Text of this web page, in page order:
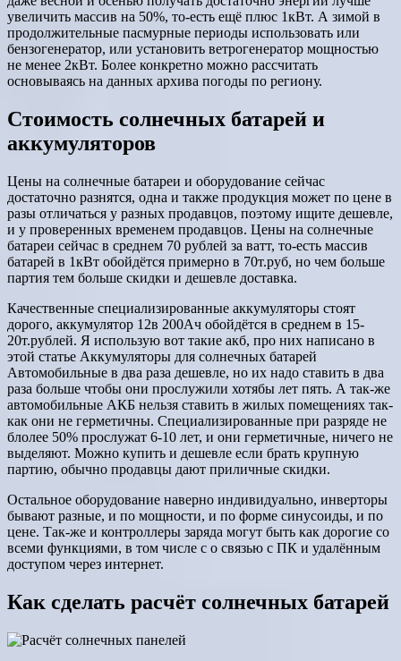
увеличить массив на 50%, то-есть ещё плюс 1кВт. А зимой в
продолжительные пасмурные периоды использовать или
бензогенератор, или установить ветрогенератор мощностью
не менее 2кВт. Более конкретно можно рассчитать
основываясь на данных архива погоды по региону.
Стоимость солнечных батарей и
аккумуляторов
Цены на солнечные батареи и оборудование сейчас
достаточно разнятся, одна и также продукция может по цене в
разы отличаться у разных продавцов, поэтому ищите дешевле,
и у проверенных временем продавцов. Цены на солнечные
батареи сейчас в среднем 70 рублей за ватт, то-есть массив
батарей в 1кВт обойдётся примерно в 70т.руб, но чем больше
партия тем больше скидки и дешевле доставка.
Качественные специализированные аккумуляторы стоят
дорого, аккумулятор 12в 200Ач обойдётся в среднем в 15-
20т.рублей. Я использую вот такие акб, про них написано в
этой статье Аккумуляторы для солнечных батарей
Автомобильные в два раза дешевле, но их надо ставить в два
раза больше чтобы они прослужили хотябы лет пять. А так-же
автомобильные АКБ нельзя ставить в жилых помещениях так-
как они не герметичны. Специализированные при разряде не
блолее 50% прослужат 6-10 лет, и они герметичные, ничего не
выделяют. Можно купить и дешевле если брать крупную
партию, обычно продавцы дают приличные скидки.
Остальное оборудование наверно индивидуально, инверторы
бывают разные, и по мощности, и по форме синусоиды, и по
цене. Так-же и контроллеры заряда могут быть как дорогие со
всеми функциями, в том числе с о связью с ПК и удалённым
доступом через интернет.
Как сделать расчёт солнечных батарей